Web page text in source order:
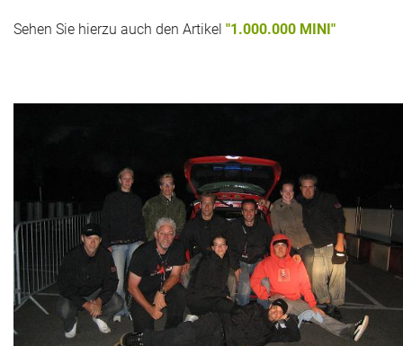
Sehen Sie hierzu auch den Artikel "1.000.000 MINI"